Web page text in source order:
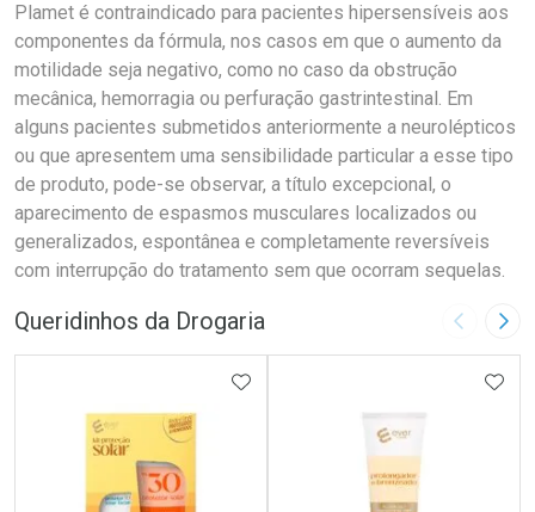
Plamet é contraindicado para pacientes hipersensíveis aos
componentes da fórmula, nos casos em que o aumento da
motilidade seja negativo, como no caso da obstrução
mecânica, hemorragia ou perfuração gastrintestinal. Em
alguns pacientes submetidos anteriormente a neurolépticos
ou que apresentem uma sensibilidade particular a esse tipo
de produto, pode-se observar, a título excepcional, o
aparecimento de espasmos musculares localizados ou
generalizados, espontânea e completamente reversíveis
com interrupção do tratamento sem que ocorram sequelas.
Queridinhos da Drogaria Imagem
ADICIONAR AOS FAVORITOS